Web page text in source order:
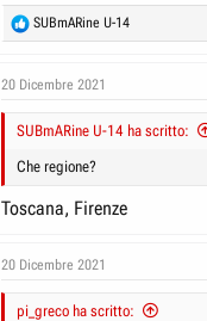
R
e
c
i
n
:
SUBmARine U-14
20 Dicembre 2021
SUBmARine U-14 ha scritto:
Che regione?
Toscana, Firenze
20 Dicembre 2021
pi_greco ha scritto: